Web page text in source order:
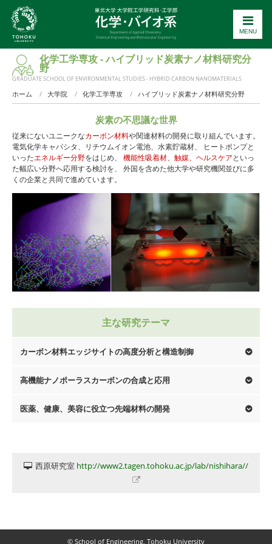
化学工学専攻 - ハイブリッド炭素ナノ材料研究分
野
GRADUATE SCHOOL OF ENVIRONMENTAL STUDIES - HYBRID CARBON NANOMATERIALS
ホーム 大学院 化学工学専攻 ハイブリッド炭素ナノ材料研究分野
炭素の不思議な世界
従来にないユニークなカーボン材料や関連材料の開発に取り組んでいます。
電気化学キャパシタ、リチウムイオン電池、水素貯蔵材、 ヒートポンプと
いったエネルギー分野をはじめ、 機能性吸着材、触媒、ヘルスケアといっ
た幅広い分野へ応用する検討を、 外国を含めた他大学や研究機関並びに多
くの企業と共同で進めています。
主な研究テーマ
カーボン材料エッジサイトの高度分析と構造制御
高機能ナノポーラスカーボンの合成と応用
医薬、健康、美容に役立つ先端材料の開発
西原研究室 http://www2.tagen.tohoku.ac.jp/lab/nishihara//
© School of Engineering, Tohoku University
MENU